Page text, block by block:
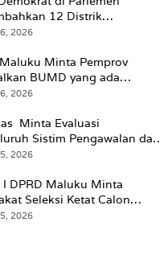
12 Distrik
Trump
2026
Minta Pemprov
BUMD yang ada
Menambah Baru
2026
Minta Evaluasi
Sistim Pengawalan dan
Angkutan Kontainer
2026
I DPRD Maluku Minta
Seleksi Ketat Calon
Termasuk Rekam Jejak
2026